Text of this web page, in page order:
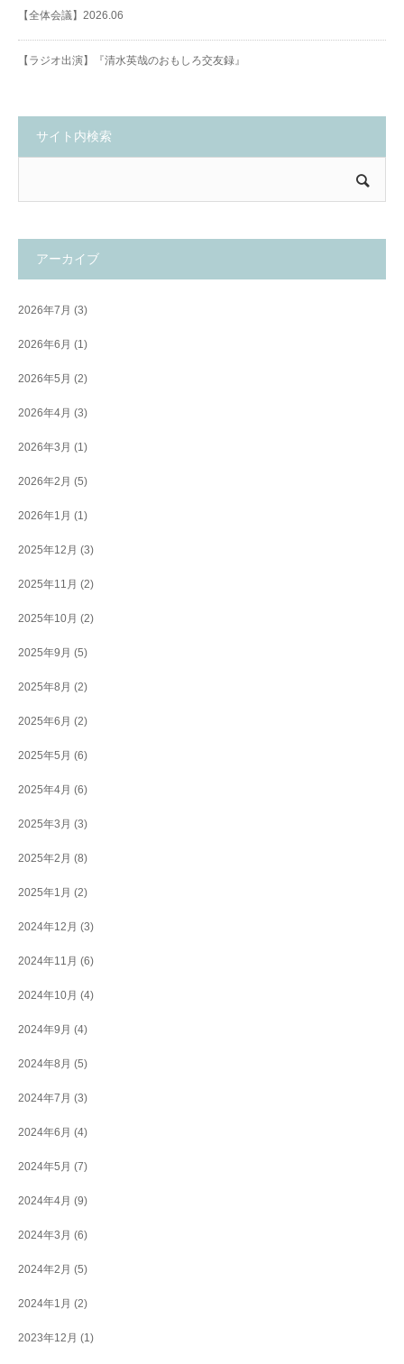
【全体会議】2026.06
【ラジオ出演】『清水英哉のおもしろ交友録』
サイト内検索
アーカイブ
2026年7月 (3)
2026年6月 (1)
2026年5月 (2)
2026年4月 (3)
2026年3月 (1)
2026年2月 (5)
2026年1月 (1)
2025年12月 (3)
2025年11月 (2)
2025年10月 (2)
2025年9月 (5)
2025年8月 (2)
2025年6月 (2)
2025年5月 (6)
2025年4月 (6)
2025年3月 (3)
2025年2月 (8)
2025年1月 (2)
2024年12月 (3)
2024年11月 (6)
2024年10月 (4)
2024年9月 (4)
2024年8月 (5)
2024年7月 (3)
2024年6月 (4)
2024年5月 (7)
2024年4月 (9)
2024年3月 (6)
2024年2月 (5)
2024年1月 (2)
2023年12月 (1)